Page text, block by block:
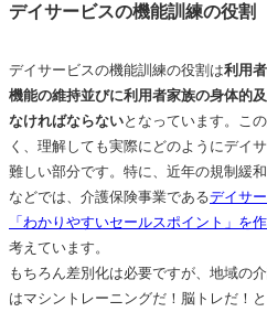
デイサービスの機能訓練の役割
デイサービスの機能訓練の役割は利用
機能の維持並びに利用者家族の身体的
なければならないとなっています。こ
く、理解しても実際にどのようにデイ
難しい部分です。特に、近年の規制緩
などでは、介護保険事業であるデイサ
「わかりやすいセールスポイント」を
考えています。
もちろん差別化は必要ですが、地域の
はマシントレーニングだ！脳トレだ！